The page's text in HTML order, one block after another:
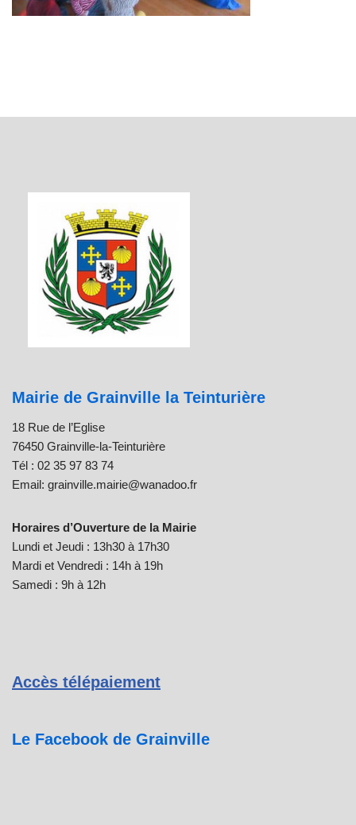
Mairie de Grainville la Teinturière
18 Rue de l’Eglise
76450 Grainville-la-Teinturière
Tél : 02 35 97 83 74
Email: grainville.mairie@wanadoo.fr
Horaires d’Ouverture de la Mairie
Lundi et Jeudi : 13h30 à 17h30
Mardi et Vendredi : 14h à 19h
Samedi : 9h à 12h
Accès télépaiement
Le Facebook de Grainville